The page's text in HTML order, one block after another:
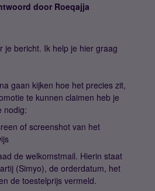
door Roeqajja
je bericht. Ik help je hier graag
gaan kijken hoe het precies zit,
te kunnen claimen heb je
nodig:
of screenshot van het
de welkomstmail. Hierin staat
(Simyo), de orderdatum, het
de toestelprijs vermeld.